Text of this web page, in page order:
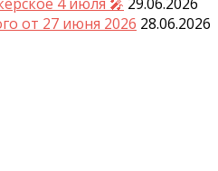
4 июля 🎤 29.06.2026
от 27 июня 2026 28.06.2026